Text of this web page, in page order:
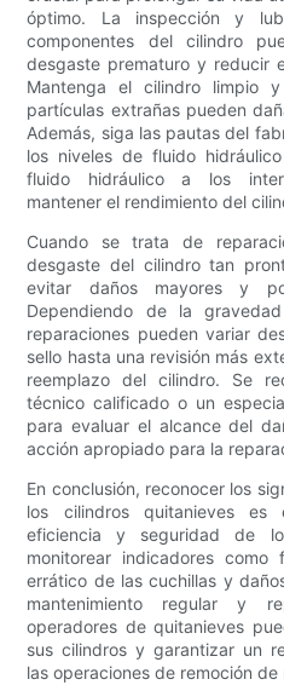
óptimo. La inspección y
componentes del cilindro
desgaste prematuro y reducir
Mantenga el cilindro limpio
partículas extrañas pueden
Además, siga las pautas del
los niveles de fluido
fluido hidráulico a los
mantener el rendimiento del
Cuando se trata de
desgaste del cilindro tan
evitar daños mayores y
Dependiendo de la
reparaciones pueden variar
sello hasta una revisión más
reemplazo del cilindro. Se
técnico calificado o un
para evaluar el alcance del
acción apropiado para la
En conclusión, reconocer los
los cilindros quitanieves es
eficiencia y seguridad de
monitorear indicadores
errático de las cuchillas y
mantenimiento regular y
operadores de quitanieves
sus cilindros y garantizar un
las operaciones de remoción de